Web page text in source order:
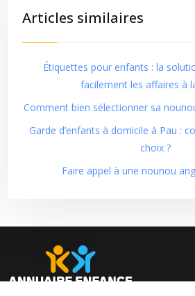
Articles similaires
Étiquettes pour enfants : la
facilement les affaires à
Comment bien sélectionner sa
Garde d’enfants à domicile à Pau :
choix ?
Faire appel à une nounou